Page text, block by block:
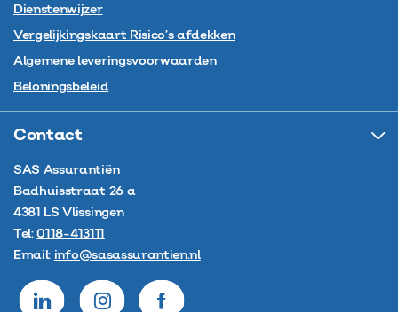
Dienstenwijzer
Vergelijkingskaart Risico’s afdekken
Algemene leveringsvoorwaarden
Beloningsbeleid
Contact
SAS Assurantiën
Badhuisstraat 26 a
4381 LS Vlissingen
Tel:0118-413111
Email:info@sasassurantien.nl